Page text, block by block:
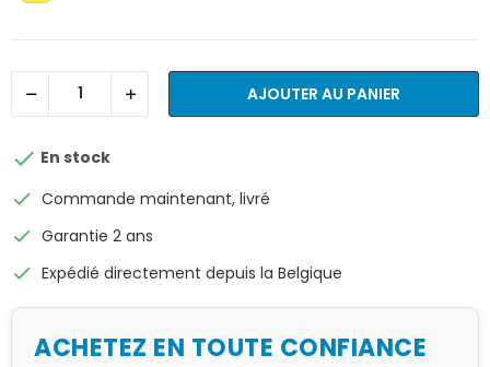
AJOUTER AU PANIER
 En stock
check Commande maintenant, livré
check Garantie 2 ans
check Expédié directement depuis la Belgique
ACHETEZ EN TOUTE CONFIANCE